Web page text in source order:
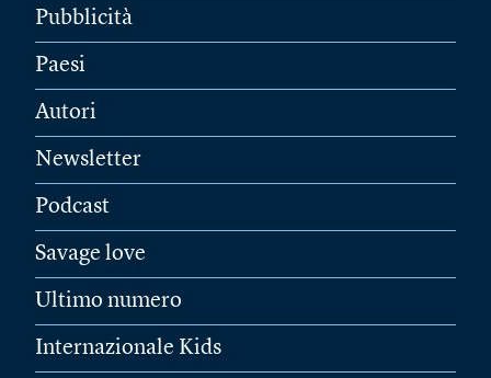
Pubblicità
Paesi
Autori
Newsletter
Podcast
Savage love
Ultimo numero
Internazionale Kids